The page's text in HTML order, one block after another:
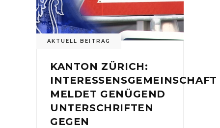
AKTUELL BEITRAG
KANTON ZÜRICH:
INTERESSENSGEMEINSCHAFT
MELDET GENÜGEND
UNTERSCHRIFTEN
GEGEN